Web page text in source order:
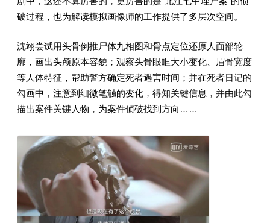
破过程，也为解读模拟画像师的工作提供了多层次空间。
沈翊尝试用头骨倒推尸体九相图和骨点定位还原人面部轮
廓，画出头颅原本容貌；观察头骨眼眶大小变化、眉骨宽度
等人体特征，帮助警方确定死者遇害时间；并在死者日记的
勾画中，注意到细微笔触的变化，得知关键信息，并由此勾
描出案件关键人物，为案件侦破找到方向……